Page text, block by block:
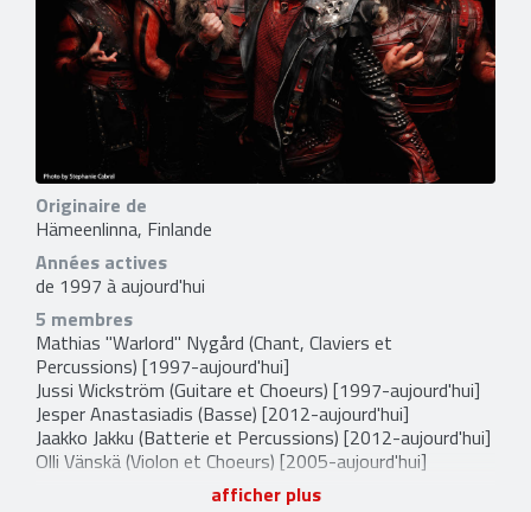
Originaire de
Hämeenlinna, Finlande
Années actives
de 1997 à aujourd'hui
5 membres
Mathias "Warlord" Nygård (Chant, Claviers et
Percussions) [1997-aujourd'hui]
Jussi Wickström (Guitare et Choeurs) [1997-aujourd'hui]
Jesper Anastasiadis (Basse) [2012-aujourd'hui]
Jaakko Jakku (Batterie et Percussions) [2012-aujourd'hui]
Olli Vänskä(Violon et Choeurs) [2005-aujourd'hui]
afficher plus